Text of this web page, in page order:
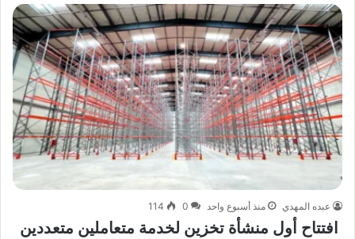
عبده المهدي منذ أسبوع واحد 0
114
افتتاح أول منشأة تخزين لخدمة متعاملين متعددين